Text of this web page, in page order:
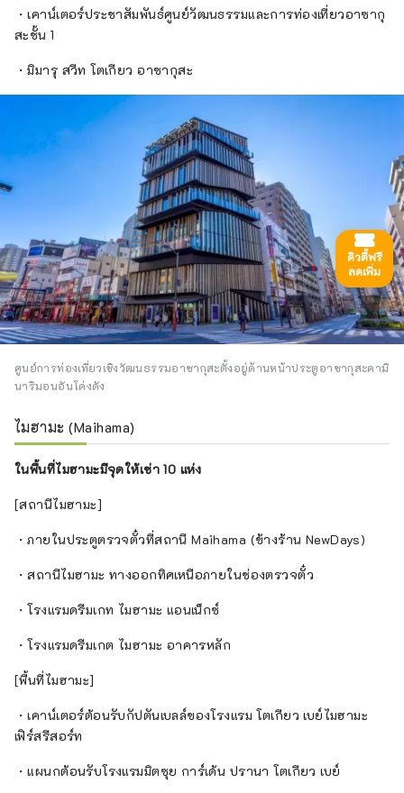
・เคาน์เตอร์ประชาสัมพันธ์ศูนย์วัฒนธรรมและการท่องเที่ยวอาซากุ
สะชั้น 1
・มิมารุ สวีท โตเกียว อาซากุสะ
ศูนย์การท่องเที่ยวเชิงวัฒนธรรมอาซากุสะตั้งอยู่ด้านหน้าประตูอาซากุสะคามิ
นาริมอนอันโด่งดัง
ไมฮามะ (Maihama)
ในพื้นที่ไมฮามะมีจุดให้เช่า 10 แห่ง
[สถานีไมฮามะ]
・ภายในประตูตรวจตั๋วที่สถานี Maihama (ข้างร้าน NewDays)
・สถานีไมฮามะ ทางออกทิศเหนือภายในช่องตรวจตั๋ว
・โรงแรมดรีมเกท ไมฮามะ แอนเน็กซ์
・โรงแรมดรีมเกต ไมฮามะ อาคารหลัก
[พื้นที่ไมฮามะ]
・เคาน์เตอร์ต้อนรับกัปตันเบลล์ของโรงแรม โตเกียว เบย์ไมฮามะ
เฟิร์สรีสอร์ท
・แผนกต้อนรับโรงแรมมิตซุย การ์เด้น ปรานา โตเกียว เบย์
ดิวตี้ฟรี
ลดเพิ่ม